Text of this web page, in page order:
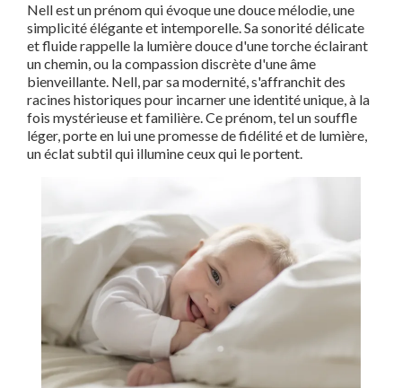
Nell est un prénom qui évoque une douce mélodie, une
simplicité élégante et intemporelle. Sa sonorité délicate
et fluide rappelle la lumière douce d'une torche éclairant
un chemin, ou la compassion discrète d'une âme
bienveillante. Nell, par sa modernité, s'affranchit des
racines historiques pour incarner une identité unique, à la
fois mystérieuse et familière. Ce prénom, tel un souffle
léger, porte en lui une promesse de fidélité et de lumière,
un éclat subtil qui illumine ceux qui le portent.